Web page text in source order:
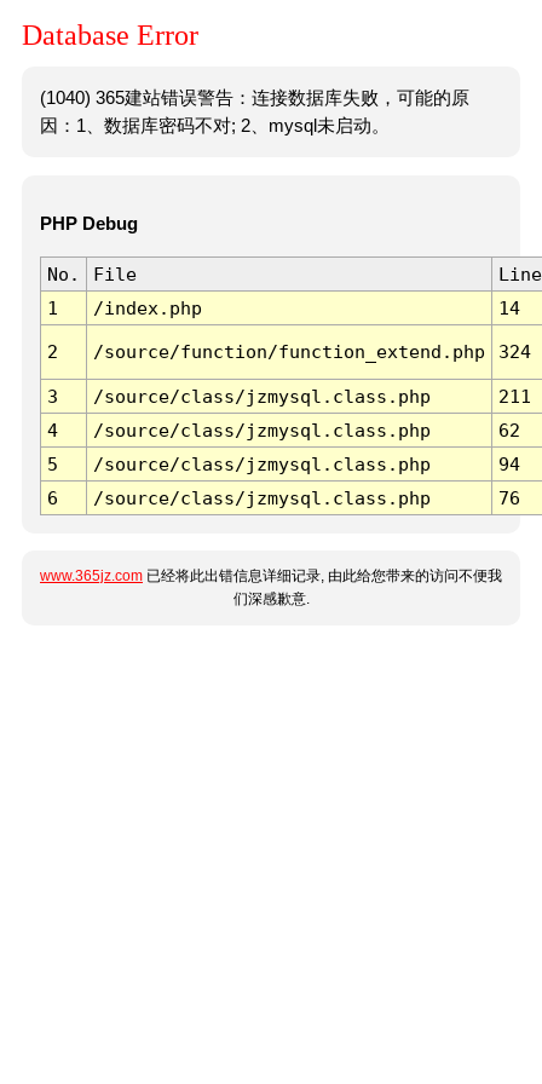
Database Error
(1040) 365建站错误警告：连接数据库失败，可能的原
因：1、数据库密码不对; 2、mysql未启动。
PHP Debug
No. File
Line
1
/index.php 14
2 /source/function/function_extend.php 324
3 /source/class/jzmysql.class.php
211
4
/source/class/jzmysql.class.php
62
5
/source/class/jzmysql.class.php
94
6
/source/class/jzmysql.class.php 76
www.365jz.com 已经将此出错信息详细记录, 由此给您带来的访问不便我
们深感歉意.